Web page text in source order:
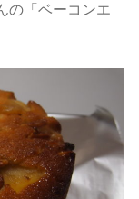
の「ベーコンエ